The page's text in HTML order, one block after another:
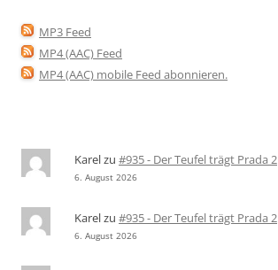
MP3 Feed
MP4 (AAC) Feed
MP4 (AAC) mobile Feed abonnieren.
Karelzu #935 - Der Teufel trägt Prada 2
6. August 2026
Karelzu #935 - Der Teufel trägt Prada 2
6. August 2026